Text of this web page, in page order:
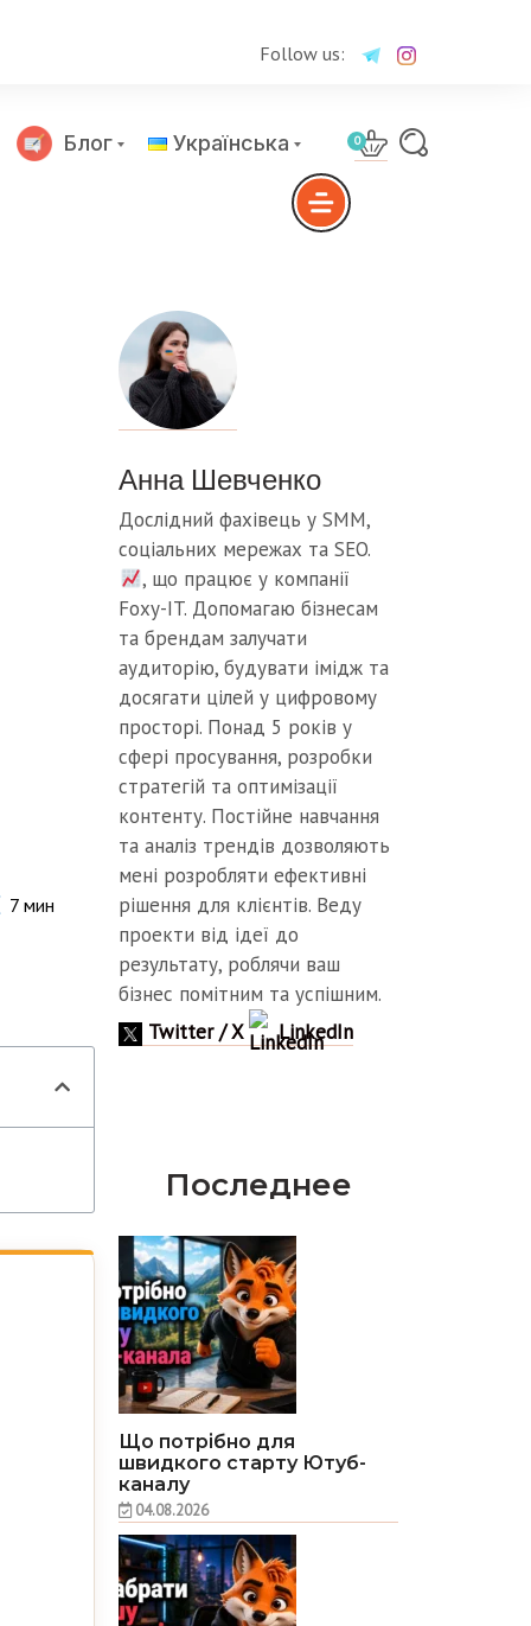
7мин
Анна Шевченко
Дослідний фахівець у SMM,
соціальних мережах та SEO.
, що працює у компанії
Foxy-IT. Допомагаю бізнесам
та брендам залучати
аудиторію, будувати імідж та
досягати цілей у цифровому
просторі. Понад 5 років у
сфері просування, розробки
стратегій та оптимізації
контенту. Постійне навчання
та аналіз трендів дозволяють
мені розробляти ефективні
рішення для клієнтів. Веду
проекти від ідеї до
результату, роблячи ваш
бізнес помітним та успішним.
Twitter / X
LinkedIn
Последнее
Що потрібно для
швидкого старту Ютуб-
каналу
04.08.2026